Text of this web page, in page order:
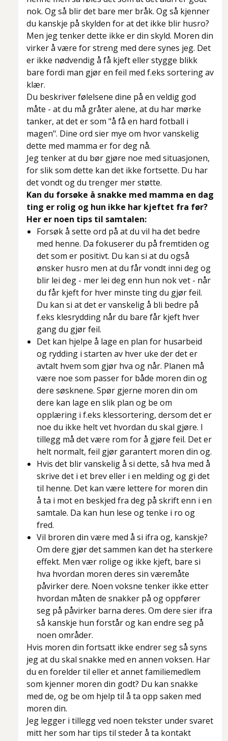
nok. Og så blir det bare mer bråk. Og så kjenner
du kanskje på skylden for at det ikke blir husro?
Men jeg tenker dette ikke er din skyld. Moren din
virker å være for streng med dere synes jeg. Det
er ikke nødvendig å få kjeft eller stygge blikk
bare fordi man gjør en feil med f.eks sortering av
klær.
Du beskriver følelsene dine på en veldig god
måte - at du må gråter alene, at du har mørke
tanker, at det er som "å få en hard fotball i
magen". Dine ord sier mye om hvor vanskelig
dette med mamma er for deg nå.
Jeg tenker at du bør gjøre noe med situasjonen,
for slik som dette kan det ikke fortsette. Du har
det vondt og du trenger mer støtte.
Kan du forsøke å snakke med mamma en dag
ting er rolig og hun ikke har kjeftet fra før?
Her er noen tips til samtalen:
Forsøk å sette ord på at du vil ha det bedre
med henne. Da fokuserer du på fremtiden og
det som er positivt. Du kan si at du også
ønsker husro men at du får vondt inni deg og
blir lei deg - mer lei deg enn hun nok vet - når
du får kjeft for hver minste ting du gjør feil.
Du kan si at det er vanskelig å bli bedre på
f.eks klesrydding når du bare får kjeft hver
gang du gjør feil.
Det kan hjelpe å lage en plan for husarbeid
og rydding i starten av hver uke der det er
avtalt hvem som gjør hva og når. Planen må
være noe som passer for både moren din og
dere søsknene. Spør gjerne moren din om
dere kan lage en slik plan og be om
opplæring i f.eks klessortering, dersom det er
noe du ikke helt vet hvordan du skal gjøre. I
tillegg må det være rom for å gjøre feil. Det er
helt normalt, feil gjør garantert moren din og.
Hvis det blir vanskelig å si dette, så hva med å
skrive det i et brev eller i en melding og gi det
til henne. Det kan være lettere for moren din
å ta i mot en beskjed fra deg på skrift enn i en
samtale. Da kan hun lese og tenke i ro og
fred.
Vil broren din være med å si ifra og, kanskje?
Om dere gjør det sammen kan det ha sterkere
effekt. Men vær rolige og ikke kjeft, bare si
hva hvordan moren deres sin væremåte
påvirker dere. Noen voksne tenker ikke etter
hvordan måten de snakker på og oppfører
seg på påvirker barna deres. Om dere sier ifra
så kanskje hun forstår og kan endre seg på
noen områder.
Hvis moren din fortsatt ikke endrer seg så syns
jeg at du skal snakke med en annen voksen. Har
du en forelder til eller et annet familiemedlem
som kjenner moren din godt? Du kan snakke
med de, og be om hjelp til å ta opp saken med
moren din.
Jeg legger i tillegg ved noen tekster under svaret
mitt her som har tips til steder å ta kontakt